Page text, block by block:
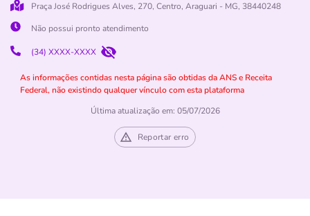
Praça José Rodrigues Alves, 270, Centro, Araguari - MG, 38440248
Não possui pronto atendimento
(34) XXXX-XXXX
As informações contidas nesta página são obtidas da ANS e Receita
Federal, não existindo qualquer vínculo com esta plataforma
Última atualização em: 05/07/2026
Reportar erro